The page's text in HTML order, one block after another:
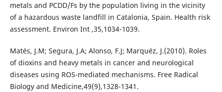
metals and PCDD/Fs by the population living in the vicinity
of a hazardous waste landfill in Catalonia, Spain. Health risk
assessment. Environ Int ,35,1034-1039.
Matés, J.M; Segura, J.A; Alonso, F.J; Marquéz, J.(2010). Roles
of dioxins and heavy metals in cancer and neurological
diseases using ROS-mediated mechanisms. Free Radical
Biology and Medicine,49(9),1328-1341.